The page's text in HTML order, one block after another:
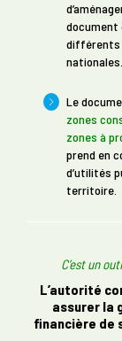
document
différents
nationales.
Le
zones
zones à
prend en
d’utilités
territoire.
C’est un
L’autorité
assurer la
financière de